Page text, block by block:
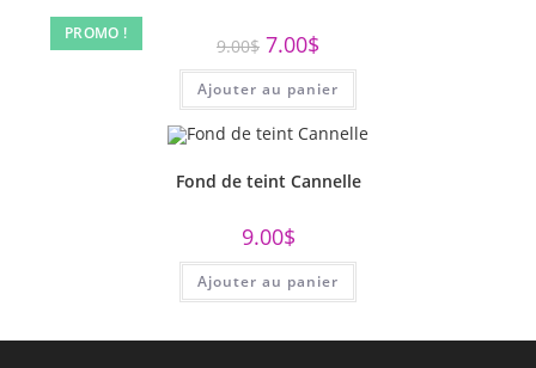
PROMO !
9.00$ Le
prix
initial
était :
9.00$.
7.00$
actuel
est :
7.00$.
Ajouter au panier
Fond de teint Cannelle
9.00$
Ajouter au panier